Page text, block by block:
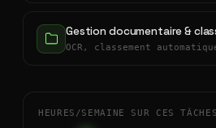
Gestion documentaire &
OCR, classement
HEURES/SEMAINE SUR CES TÂCHES